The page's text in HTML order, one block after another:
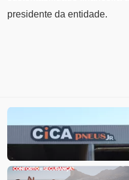
presidente da entidade.